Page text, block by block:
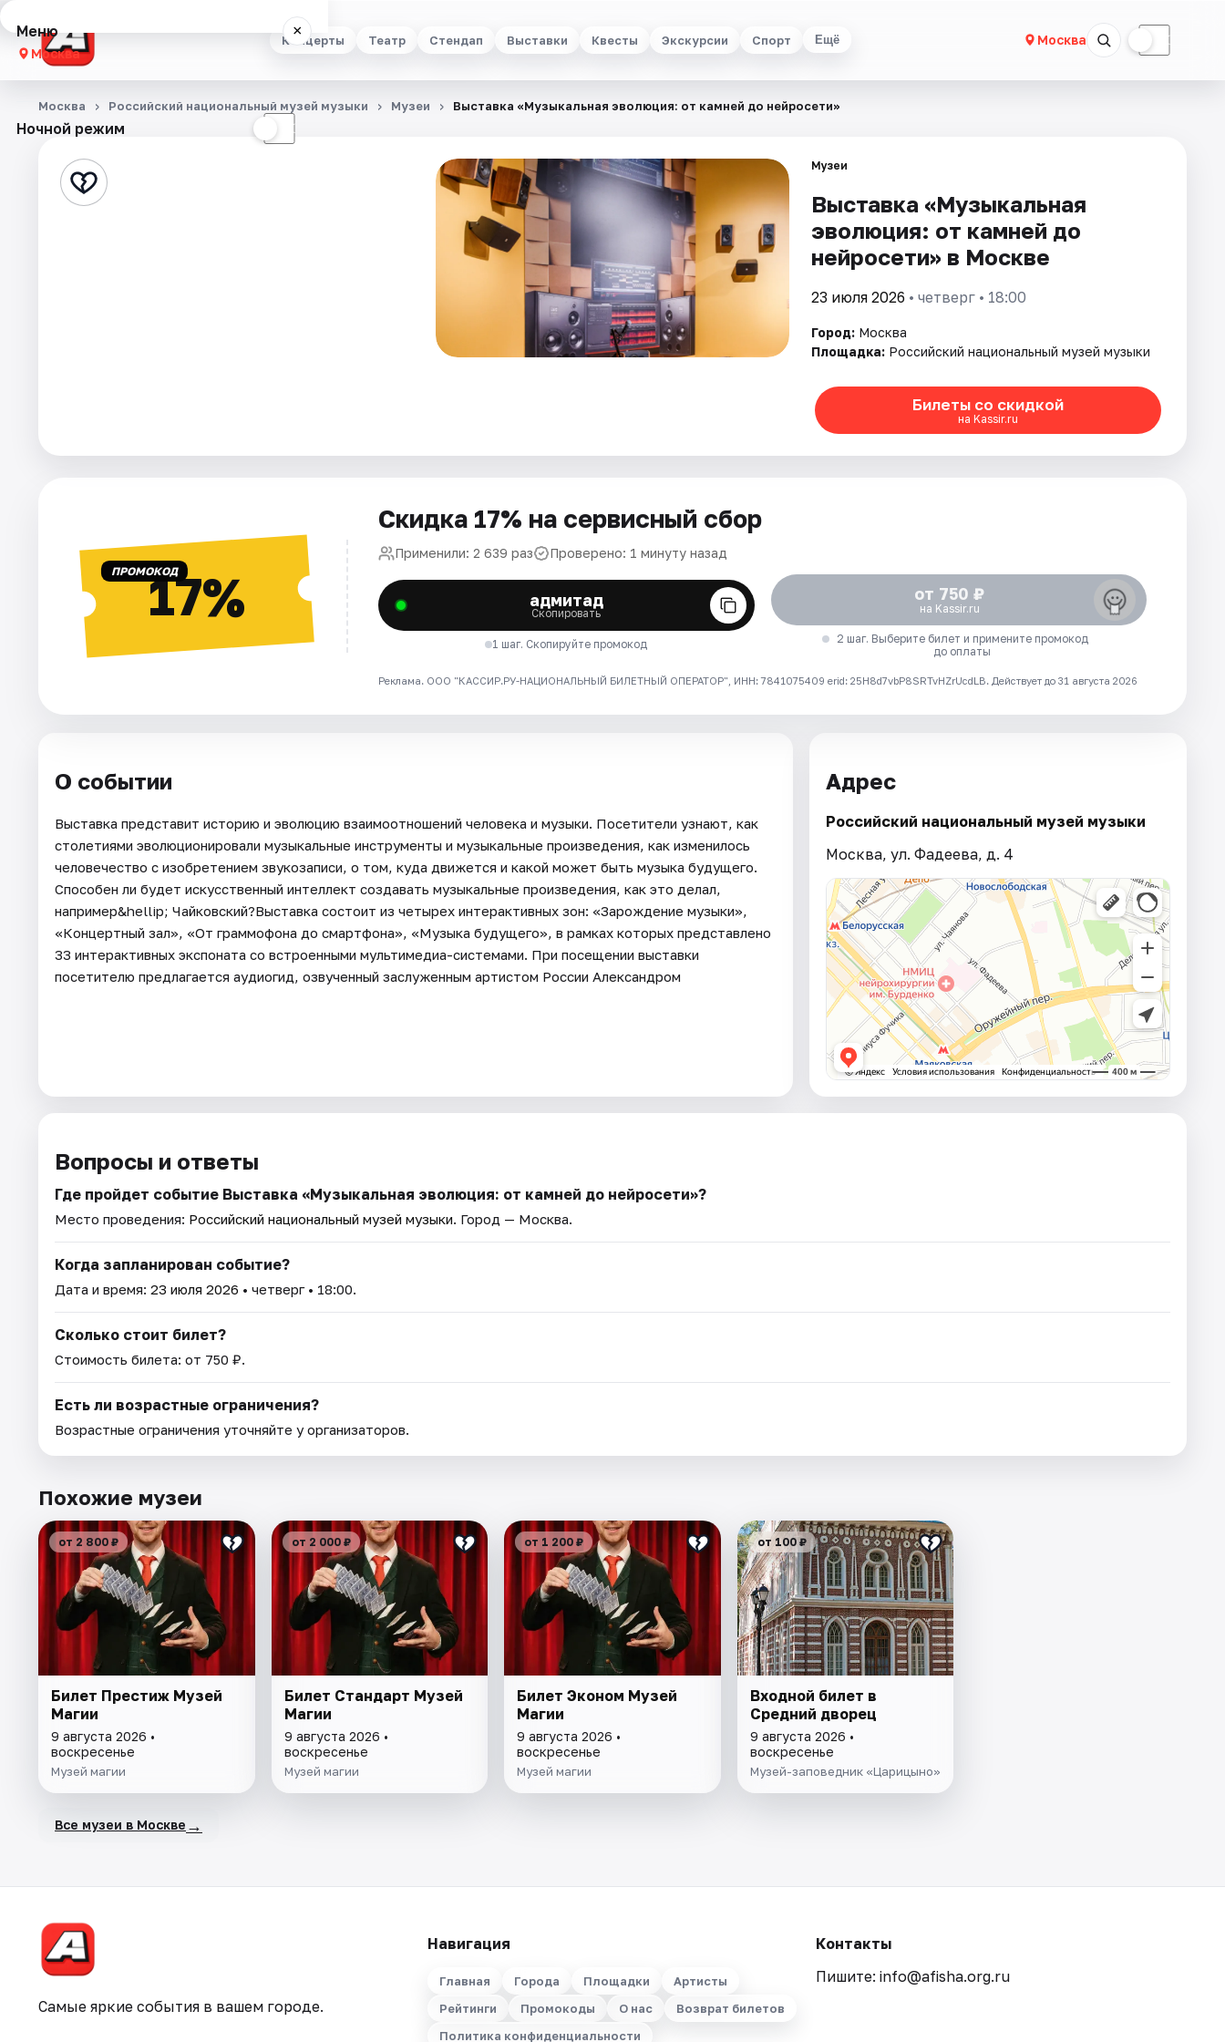
Концерты Театр Стендап Выставки Квесты Экскурсии Спорт Ещё Москва ☾
Меню ×
Москва
Концерты
Стендап
Города
Рейтинги
Ночной режим ☾
Москва Российский национальный музей музыки Музеи Выставка «Музыкальная эволюция: от камней до нейросети»
Музеи
Выставка «Музыкальная
эволюция: от камней до
нейросети» в Москве
23 июля 2026 • четверг • 18:00
Город: Москва
Площадка: Российский национальный музей музыки
Билеты со скидкой
на Kassir.ru
ПРОМОКОД17%
Скидка 17% на сервисный сбор
Применили: 2 639 раз Проверено: 1 минуту назад
адмитад
Скопировать
1 шаг. Скопируйте промокод
от 750 ₽
на Kassir.ru
2 шаг. Выберите билет и примените промокод
до оплаты
Реклама. ООО "КАССИР.РУ-НАЦИОНАЛЬНЫЙ БИЛЕТНЫЙ ОПЕРАТОР", ИНН: 7841075409 erid: 25H8d7vbP8SRTvHZrUcdLB. Действует до 31 августа 2026
О событии
Выставка представит историю и эволюцию взаимоотношений человека и музыки. Посетители узнают, как
столетиями эволюционировали музыкальные инструменты и музыкальные произведения, как изменилось
человечество с изобретением звукозаписи, о том, куда движется и какой может быть музыка будущего.
Способен ли будет искусственный интеллект создавать музыкальные произведения, как это делал,
например&hellip; Чайковский?Выставка состоит из четырех интерактивных зон: «Зарождение музыки»,
«Концертный зал», «От граммофона до смартфона», «Музыка будущего», в рамках которых представлено
33 интерактивных экспоната со встроенными мультимедиа-системами. При посещении выставки
посетителю предлагается аудиогид, озвученный заслуженным артистом России Александром
Адрес
Российский национальный музей музыки
Москва, ул. Фадеева, д. 4
Вопросы и ответы
Где пройдет событие Выставка «Музыкальная эволюция: от камней до нейросети»?
Место проведения: Российский национальный музей музыки. Город — Москва.
Когда запланирован событие?
Дата и время: 23 июля 2026 • четверг • 18:00.
Сколько стоит билет?
Стоимость билета: от 750 ₽.
Есть ли возрастные ограничения?
Возрастные ограничения уточняйте у организаторов.
Похожие музеи
от 2 800 ₽
Билет Престиж Музей
Магии
9 августа 2026 •
воскресенье
Музей магии
от 2 000 ₽
Билет Стандарт Музей
Магии
9 августа 2026 •
воскресенье
Музей магии
от 1 200 ₽
Билет Эконом Музей
Магии
9 августа 2026 •
воскресенье
Музей магии
от 100 ₽
Входной билет в
Средний дворец
9 августа 2026 •
воскресенье
Музей-заповедник «Царицыно»
Все музеи в Москве →
Самые яркие события в вашем городе.
Навигация
Главная Города Площадки
Артисты
Рейтинги
Промокоды О нас
Возврат билетов
Политика конфиденциальности
Контакты
Пишите: info@afisha.org.ru